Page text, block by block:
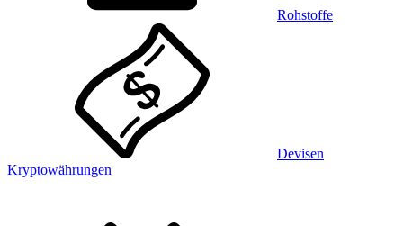
Rohstoffe
Devisen
Kryptowährungen